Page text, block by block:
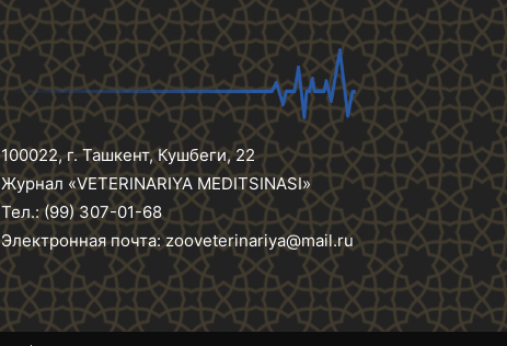
100022, г. Ташкент, Кушбеги, 22
Журнал «VETERINARIYA MEDITSINASI»
Тел.: (99) 307-01-68
Электронная почта: zooveterinariya@mail.ru